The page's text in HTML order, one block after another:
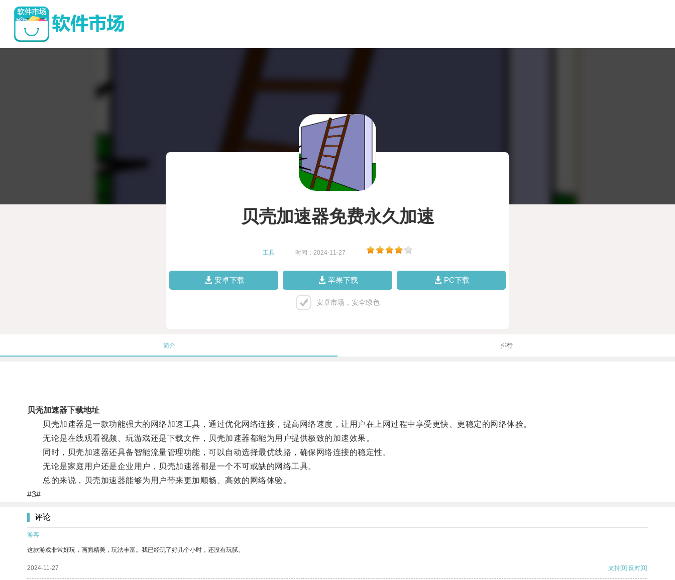
贝壳加速器免费永久加速
工具 时间：2024-11-27
安卓下载 苹果下载 PC下载
安卓市场，安全绿色
简介 排行
贝壳加速器下载地址
贝壳加速器是一款功能强大的网络加速工具，通过优化网络连接，提高网络速度，让用户在上网过程中享受更快、更稳定的网络体验。
无论是在线观看视频、玩游戏还是下载文件，贝壳加速器都能为用户提供极致的加速效果。
同时，贝壳加速器还具备智能流量管理功能，可以自动选择最优线路，确保网络连接的稳定性。
无论是家庭用户还是企业用户，贝壳加速器都是一个不可或缺的网络工具。
总的来说，贝壳加速器能够为用户带来更加顺畅、高效的网络体验。
#3#
评论
游客
这款游戏非常好玩，画面精美，玩法丰富。我已经玩了好几个小时，还没有玩腻。
2024-11-27 支持[0] 反对[0]